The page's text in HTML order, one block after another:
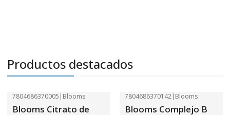
Productos destacados
7804686370005 | Blooms
Blooms Citrato de
7804686370142| Blooms
Blooms Complejo B